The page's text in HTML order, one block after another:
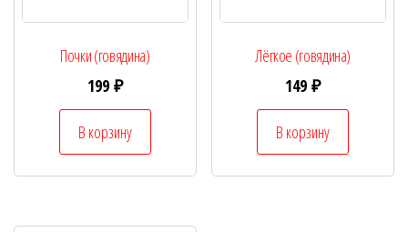
Почки (говядина)
199 ₽
В корзину
Лёгкое (говядина)
149₽
В корзину